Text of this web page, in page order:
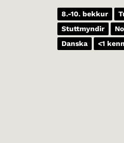
8.-10. bekkur
Stuttmyndir
Danska
<1